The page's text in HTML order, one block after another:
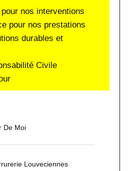
nos interventions
pour nos prestations
durables et
Civile
De Moi
Louveciennes